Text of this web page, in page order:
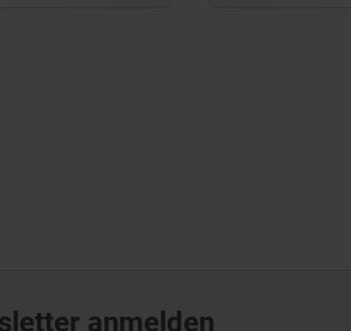
anmelden